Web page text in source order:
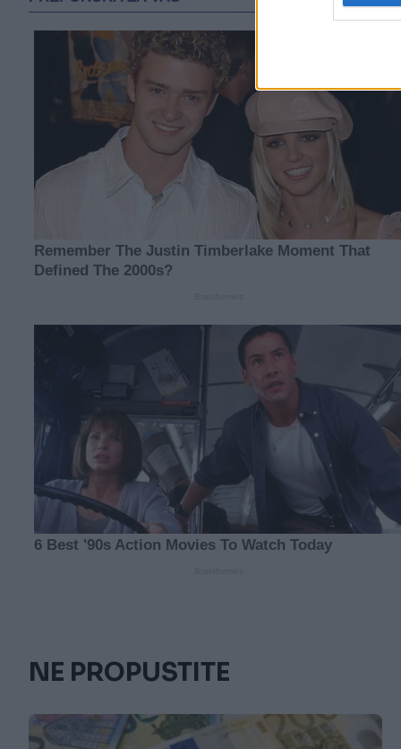
NE PROPUSTITE